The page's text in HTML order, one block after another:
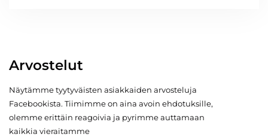
Arvostelut
Näytämme tyytyväisten asiakkaiden arvosteluja
Facebookista. Tiimimme on aina avoin ehdotuksille,
olemme erittäin reagoivia ja pyrimme auttamaan
kaikkia vieraitamme